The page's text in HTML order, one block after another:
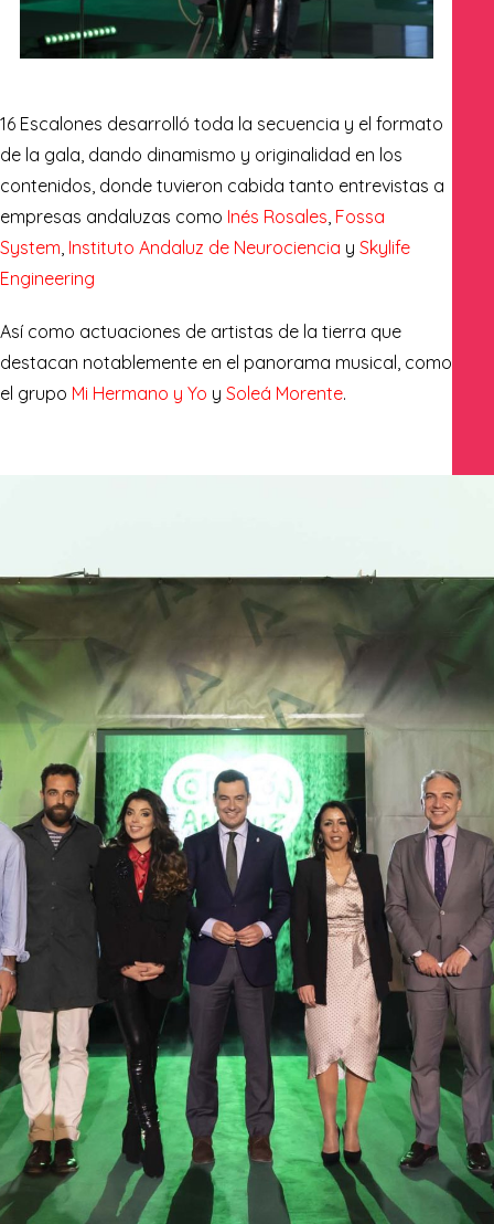
16 Escalones desarrolló toda la secuencia y el formato
de la gala, dando dinamismo y originalidad en los
contenidos, donde tuvieron cabida tanto entrevistas a
empresas andaluzas como Inés Rosales, Fossa
System, Instituto Andaluz de Neurociencia y Skylife
Engineering
Así como actuaciones de artistas de la tierra que
destacan notablemente en el panorama musical, como
el grupo Mi Hermano y Yo y Soleá Morente.